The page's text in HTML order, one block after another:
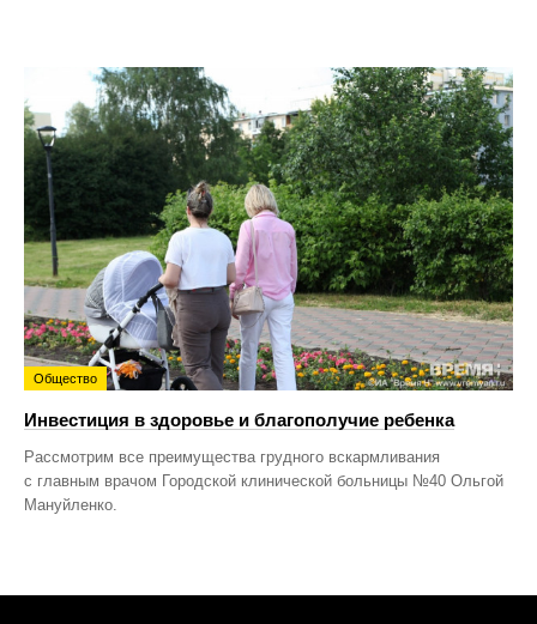
Общество
Инвестиция в здоровье и благополучие ребенка
Рассмотрим все преимущества грудного вскармливания
с главным врачом Городской клинической больницы №40 Ольгой
Мануйленко.